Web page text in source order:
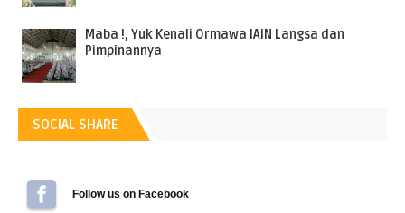
Maba !, Yuk Kenali Ormawa IAIN Langsa dan
Pimpinannya
SOCIAL SHARE
Follow us on Facebook